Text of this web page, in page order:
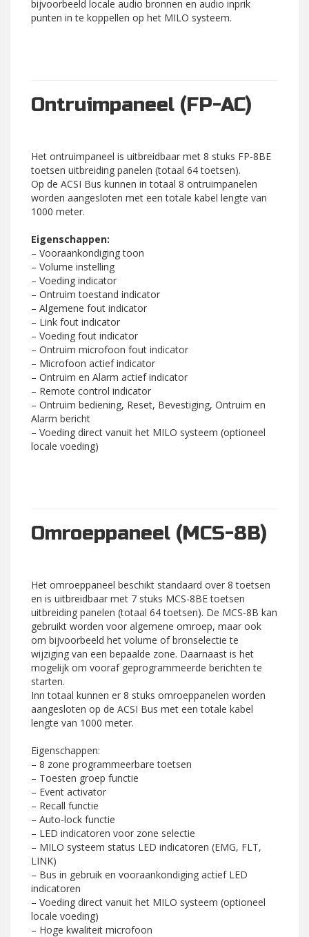
bijvoorbeeld locale audio bronnen en audio inprik
punten in te koppellen op het MILO systeem.
Ontruimpaneel (FP-AC)
Het ontruimpaneel is uitbreidbaar met 8 stuks FP-8BE
toetsen uitbreiding panelen (totaal 64 toetsen).
Op de ACSI Bus kunnen in totaal 8 ontruimpanelen
worden aangesloten met een totale kabel lengte van
1000 meter.
Eigenschappen:
– Vooraankondiging toon
– Volume instelling
– Voeding indicator
– Ontruim toestand indicator
– Algemene fout indicator
– Link fout indicator
– Voeding fout indicator
– Ontruim microfoon fout indicator
– Microfoon actief indicator
– Ontruim en Alarm actief indicator
– Remote control indicator
– Ontruim bediening, Reset, Bevestiging, Ontruim en
Alarm bericht
– Voeding direct vanuit het MILO systeem (optioneel
locale voeding)
Omroeppaneel (MCS-8B)
Het omroeppaneel beschikt standaard over 8 toetsen
en is uitbreidbaar met 7 stuks MCS-8BE toetsen
uitbreiding panelen (totaal 64 toetsen). De MCS-8B kan
gebruikt worden voor algemene omroep, maar ook
om bijvoorbeeld het volume of bronselectie te
wijziging van een bepaalde zone. Daarnaast is het
mogelijk om vooraf geprogrammeerde berichten te
starten.
Inn totaal kunnen er 8 stuks omroeppanelen worden
aangesloten op de ACSI Bus met een totale kabel
lengte van 1000 meter.
Eigenschappen:
– 8 zone programmeerbare toetsen
– Toesten groep functie
– Event activator
– Recall functie
– Auto-lock functie
– LED indicatoren voor zone selectie
– MILO systeem status LED indicatoren (EMG, FLT,
LINK)
– Bus in gebruik en vooraankondiging actief LED
indicatoren
– Voeding direct vanuit het MILO systeem (optioneel
locale voeding)
– Hoge kwaliteit microfoon